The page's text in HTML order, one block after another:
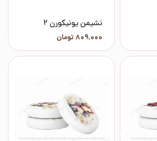
نشیمن یونیکورن 2
۸۰۹,۰۰۰ تومان